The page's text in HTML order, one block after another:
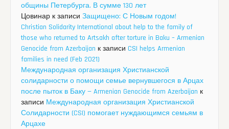
общины Петербурга. В сумме 130 лет
Цовинар к записи Защищено: С Новым годом!
Christian Solidarity International about help to the family of
those who returned to Artsakh after torture in Baku – Armenian
Genocide from Azerbaijan к записи CSI helps Armenian
families in need (Feb 2021)
Международная организация Христианской
солидарности о помощи семье вернувшегося в Арцах
после пыток в Баку — Armenian Genocide from Azerbaijan к
записи Международная организация Христианской
Солидарности (CSI) помогает нуждающимся семьям в
Арцахе